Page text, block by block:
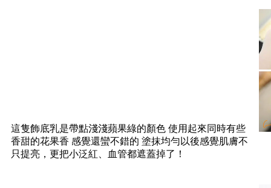
這隻飾底乳是帶點淺淺蘋果綠的顏色 使用起來同時有些
香甜的花果香 感覺還蠻不錯的 塗抹均勻以後感覺肌膚不
只提亮，更把小泛紅、血管都遮蓋掉了！